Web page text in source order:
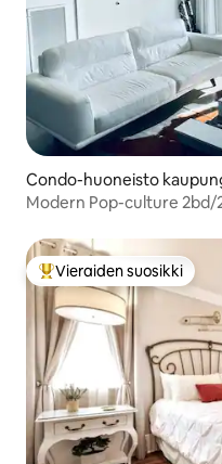
Condo-huoneisto
Modern Pop-culture 2bd/
Vieraiden suosikkien
Vieraiden suosikki